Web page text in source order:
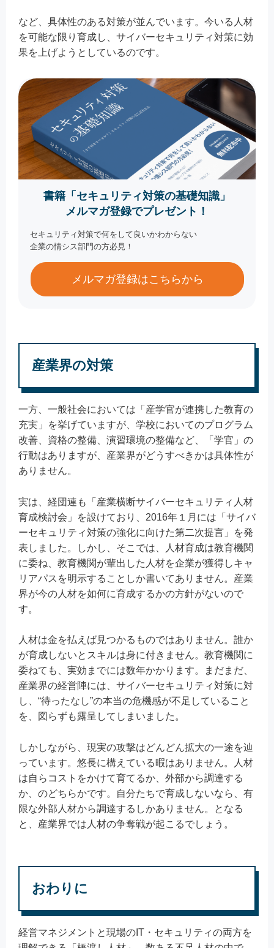
など、具体性のある対策が並んでいます。今いる人材
を可能な限り育成し、サイバーセキュリティ対策に効
果を上げようとしているのです。
書籍「セキュリティ対策の基礎知識」
メルマガ登録でプレゼント！
セキュリティ対策で何をして良いかわからない
企業の情シス部門の方必見！
メルマガ登録はこちらから
産業界の対策
一方、一般社会においては「産学官が連携した教育の
充実」を挙げていますが、学校においてのプログラム
改善、資格の整備、演習環境の整備など、「学官」の
行動はありますが、産業界がどうすべきかは具体性が
ありません。
実は、経団連も「産業横断サイバーセキュリティ人材
育成検討会」を設けており、2016年１月には「サイバ
ーセキュリティ対策の強化に向けた第二次提言」を発
表しました。しかし、そこでは、人材育成は教育機関
に委ね、教育機関が輩出した人材を企業が獲得しキャ
リアパスを明示することしか書いてありません。 産業
界が今の人材を如何に育成するかの方針がないので
す。
人材は金を払えば見つかるものではありません。誰か
が育成しないとスキルは身に付きません。教育機関に
委ねても、実効までには数年かかります。まだまだ、
産業界の経営陣には、サイバーセキュリティ対策に対
し、“待ったなし”の本当の危機感が不足していること
を、図らずも露呈してしまいました。
しかしながら、現実の攻撃はどんどん拡大の一途を辿
っています。悠長に構えている暇はありません。人材
は自らコストをかけて育てるか、外部から調達する
か、のどちらかです。自分たちで育成しないなら、有
限な外部人材から調達するしかありません。となる
と、産業界では人材の争奪戦が起こるでしょう。
おわりに
経営マネジメントと現場のIT・セキュリティの両方を